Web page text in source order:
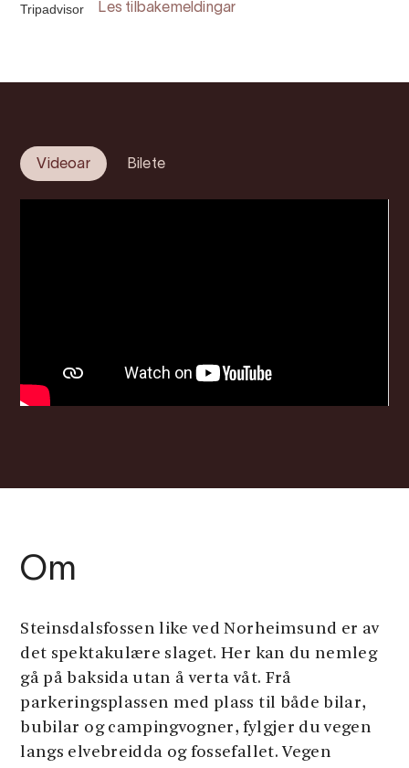
Tripadvisor Les tilbakemeldingar
Videoar Bilete
Om
Steinsdalsfossen like ved Norheimsund er av
det spektakulære slaget. Her kan du nemleg
gå på baksida utan å verta våt. Frå
parkeringsplassen med plass til både bilar,
bubilar og campingvogner, fylgjer du vegen
langs elvebreidda og fossefallet. Vegen